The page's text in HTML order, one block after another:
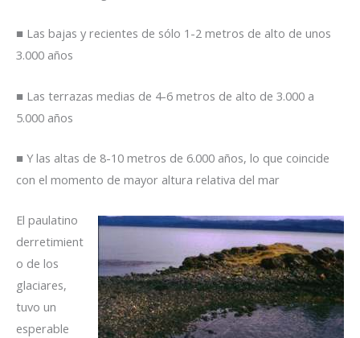
■ Las bajas y recientes de sólo 1-2 metros de alto de unos
3.000 años
■ Las terrazas medias de 4-6 metros de alto de 3.000 a
5.000 años
■ Y las altas de 8-10 metros de 6.000 años, lo que coincide
con el momento de mayor altura relativa del mar
El paulatino
derretimient
o de los
glaciares,
tuvo un
esperable